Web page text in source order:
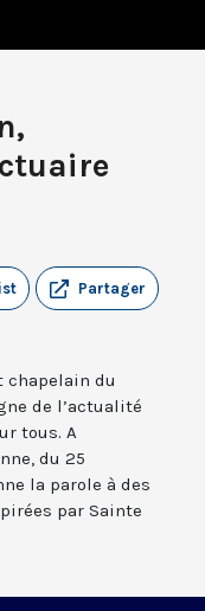
Partager
chapelain du
de l’actualité
tous. A
du 25
la parole à des
par Sainte